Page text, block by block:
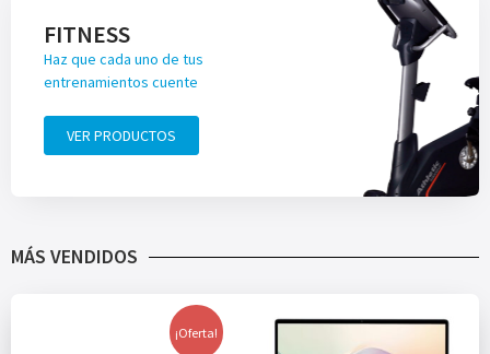
FITNESS
Haz que cada uno de tus
entrenamientos cuente
VER PRODUCTOS
MÁS VENDIDOS
¡Oferta!